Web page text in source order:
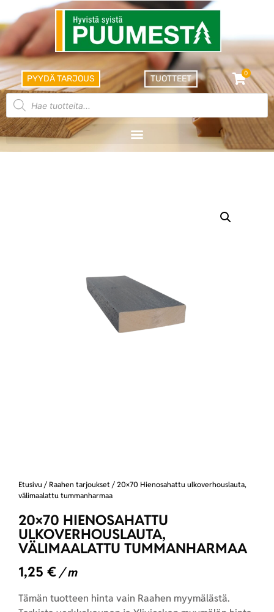
PYYDÄ TARJOUS TUOTTEET
0
Etusivu / Raahen tarjoukset / 20×70 Hienosahattu ulkoverhouslauta,
välimaalattu tummanharmaa
20×70 HIENOSAHATTU
ULKOVERHOUSLAUTA,
VÄLIMAALATTU TUMMANHARMAA
1,25 € / m
Tämän tuotteen hinta vain Raahen myymälästä.